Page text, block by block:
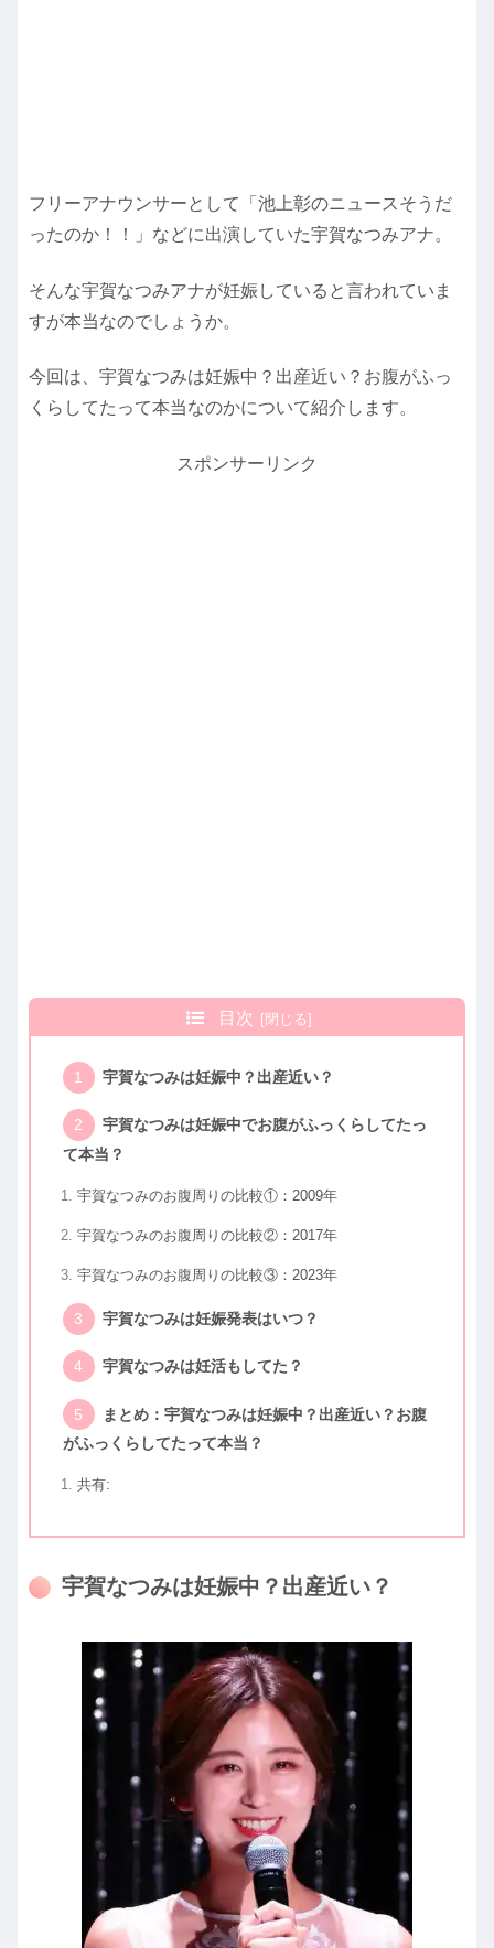
フリーアナウンサーとして「池上彰のニュースそうだ
ったのか！！」などに出演していた宇賀なつみアナ。
そんな宇賀なつみアナが妊娠していると言われていま
すが本当なのでしょうか。
今回は、宇賀なつみは妊娠中？出産近い？お腹がふっ
くらしてたって本当なのかについて紹介します。
スポンサーリンク
目次
宇賀なつみは妊娠中？出産近い？
宇賀なつみは妊娠中でお腹がふっくらしてたっ
て本当？
宇賀なつみのお腹周りの比較①：2009年
宇賀なつみのお腹周りの比較②：2017年
宇賀なつみのお腹周りの比較③：2023年
宇賀なつみは妊娠発表はいつ？
宇賀なつみは妊活もしてた？
まとめ：宇賀なつみは妊娠中？出産近い？お腹
がふっくらしてたって本当？
共有:
宇賀なつみは妊娠中？出産近い？